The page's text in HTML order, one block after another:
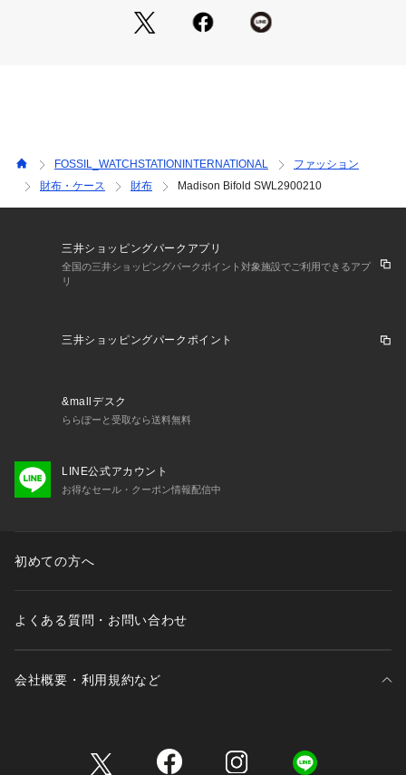
※ご覧のモニター環境、照明等により実際の商品と色味が異な
FOSSIL_WATCHSTATIONINTERNATIONAL
ファッション
財布・ケース
財布 Madison Bifold SWL2900210
三井ショッピングパークアプリ
全国の三井ショッピングパークポイント対象施設でご利用できるアプ
リ
三井ショッピングパークポイント
&mallデスク
ららぽーと受取なら送料無料
LINE公式アカウント
お得なセール・クーポン情報配信中
初めての方へ
よくある質問・お問い合わせ
会社概要・利用規約など